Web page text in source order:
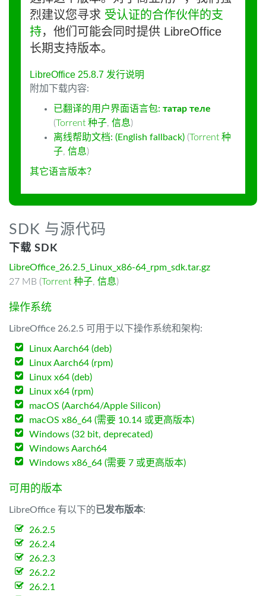
烈建议您寻求 受认证的合作伙伴的支
持，他们可能会同时提供 LibreOffice
长期支持版本。
LibreOffice 25.8.7 发行说明
附加下载内容:
已翻译的用户界面语言包: татар теле
(Torrent 种子, 信息)
离线帮助文档: (English fallback) (Torrent 种
子, 信息)
其它语言版本？
SDK 与源代码
下载 SDK
LibreOffice_26.2.5_Linux_x86-64_rpm_sdk.tar.gz
27 MB (Torrent 种子, 信息)
操作系统
LibreOffice 26.2.5 可用于以下操作系统和架构:
Linux Aarch64 (deb)
Linux Aarch64 (rpm)
Linux x64 (deb)
Linux x64 (rpm)
macOS (Aarch64/Apple Silicon)
macOS x86_64 (需要 10.14 或更高版本)
Windows (32 bit, deprecated)
Windows Aarch64
Windows x86_64 (需要 7 或更高版本)
可用的版本
LibreOffice 有以下的已发布版本:
26.2.5
26.2.4
26.2.3
26.2.2
26.2.1